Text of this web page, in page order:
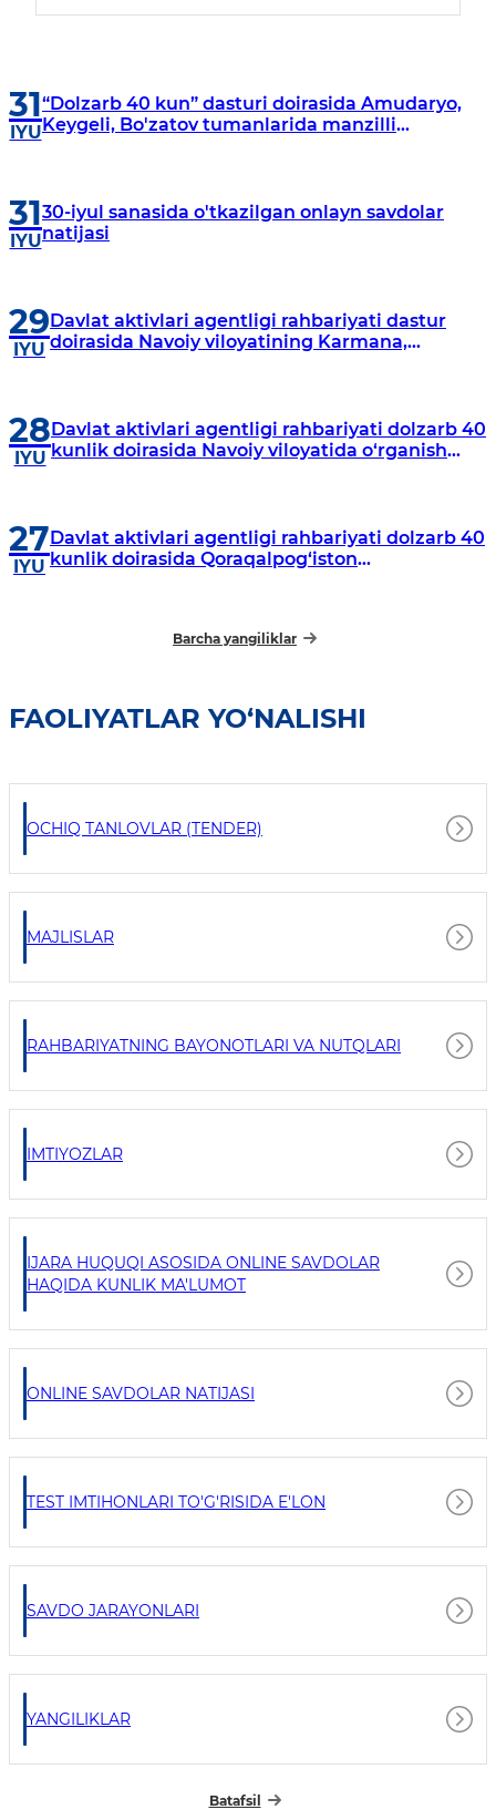
31
IYU
“Dolzarb 40 kun” dasturi doirasida Amudaryo,
Keygeli, Bo'zatov tumanlarida manzilli
31
IYU
30-iyul sanasida o'tkazilgan onlayn savdolar
natijasi
29
IYU
Davlat aktivlari agentligi rahbariyati dastur
doirasida Navoiy viloyatining Karmana,
28
IYU
Davlat aktivlari agentligi rahbariyati dolzarb 40
kunlik doirasida Navoiy viloyatida o‘rganish
27
IYU
Davlat aktivlari agentligi rahbariyati dolzarb 40
kunlik doirasida Qoraqalpog‘iston
Barcha yangiliklar
FAOLIYATLAR YO‘NALISHI
OCHIQ TANLOVLAR (TENDER)
MAJLISLAR
RAHBARIYATNING BAYONOTLARI VA NUTQLARI
IMTIYOZLAR
IJARA HUQUQI ASOSIDA ONLINE SAVDOLAR
HAQIDA KUNLIK MA'LUMOT
ONLINE SAVDOLAR NATIJASI
TEST IMTIHONLARI TO'G'RISIDA E'LON
SAVDO JARAYONLARI
YANGILIKLAR
Batafsil